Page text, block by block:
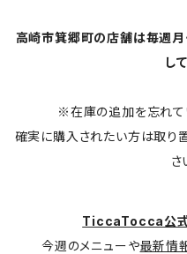
高崎市箕郷町の店舗は毎週月
し
※在庫の追加を忘れて
確実に購入されたい方は取り
さ
TiccaTocca公式
今週のメニューや最新情